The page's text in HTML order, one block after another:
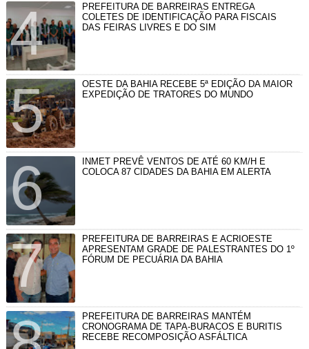
PREFEITURA DE BARREIRAS ENTREGA
COLETES DE IDENTIFICAÇÃO PARA FISCAIS
DAS FEIRAS LIVRES E DO SIM
OESTE DA BAHIA RECEBE 5ª EDIÇÃO DA MAIOR
EXPEDIÇÃO DE TRATORES DO MUNDO
INMET PREVÊ VENTOS DE ATÉ 60 KM/H E
COLOCA 87 CIDADES DA BAHIA EM ALERTA
PREFEITURA DE BARREIRAS E ACRIOESTE
APRESENTAM GRADE DE PALESTRANTES DO 1º
FÓRUM DE PECUÁRIA DA BAHIA
PREFEITURA DE BARREIRAS MANTÉM
CRONOGRAMA DE TAPA-BURACOS E BURITIS
RECEBE RECOMPOSIÇÃO ASFÁLTICA